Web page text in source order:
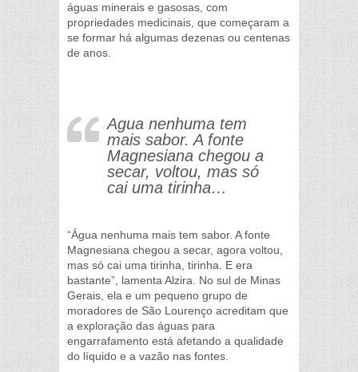
águas minerais e gasosas, com
propriedades medicinais, que começaram a
se formar há algumas dezenas ou centenas
de anos.
Agua nenhuma tem
mais sabor. A fonte
Magnesiana chegou a
secar, voltou, mas só
cai uma tirinha…
“Água nenhuma mais tem sabor. A fonte
Magnesiana chegou a secar, agora voltou,
mas só cai uma tirinha, tirinha. E era
bastante”, lamenta Alzira. No sul de Minas
Gerais, ela e um pequeno grupo de
moradores de São Lourenço acreditam que
a exploração das águas para
engarrafamento está afetando a qualidade
do líquido e a vazão nas fontes.